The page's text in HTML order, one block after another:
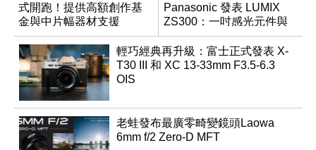
式開跑！提供高額創作基
金與中片幅器材支援
Panasonic 發表 LUMIX
ZS300：一吋感光元件與
15 倍光學變焦
輕巧經典再升級：富士正式發表 X-
T30 III 和 XC 13-33mm F3.5-6.3
OIS
老蛙發布最廣零畸變鏡頭Laowa
6mm f/2 Zero-D MFT